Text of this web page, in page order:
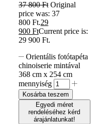
37 800Ft Original
price was: 37
800 Ft.29
900 FtCurrent price is:
29 900 Ft.
Orientális fotótapéta
chinoiserie mintával
368 cm x 254 cm
mennyiség
Kosárba teszem
Egyedi méret
rendeléséhez kérd
árajánlatunkat!